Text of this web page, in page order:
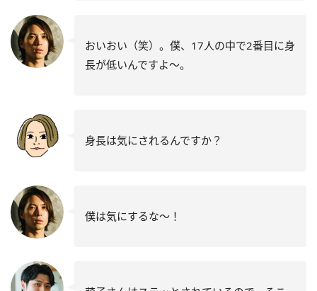
おいおい（笑）。僕、17人の中で2番目に身
長が低いんですよ〜。
身長は気にされるんですか？
僕は気にするな〜！